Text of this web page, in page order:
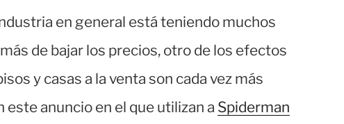
en general está teniendo muchos
de bajar los precios, otro de los efectos
y casas a la venta son cada vez más
anuncio en el que utilizan a Spiderman